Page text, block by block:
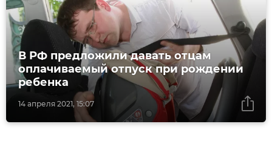
14 апреля 2021, 15:07
В РФ предложили давать отцам
оплачиваемый отпуск при рождении
ребенка